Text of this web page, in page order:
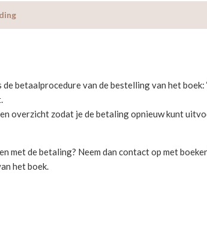
betaalprocedure van de bestelling van het boek:
overzicht zodat je de betaling opnieuw kunt
met de betaling? Neem dan contact op met
het boek.